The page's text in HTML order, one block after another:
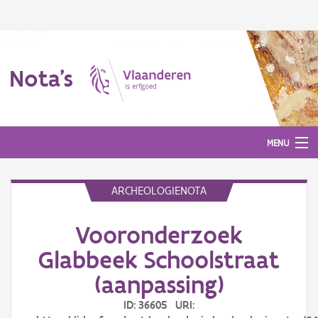
Nota's
MENU
ARCHEOLOGIENOTA
Vooronderzoek
Glabbeek Schoolstraat
(aanpassing)
ID: 36605 URI: